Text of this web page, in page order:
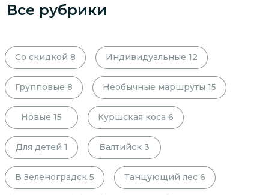
Все рубрики
Со скидкой 8 Индивидуальные 12
Групповые 8 Необычные маршруты 15
Новые 15 Куршская коса 6
Для детей 1 Балтийск 3
В Зеленоградск 5 Танцующий лес 6